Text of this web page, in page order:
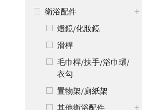
衛浴配件
燈鏡/化妝鏡
滑桿
毛巾桿/扶手/浴巾環/
衣勾
置物架/廁紙架
其他衛浴配件